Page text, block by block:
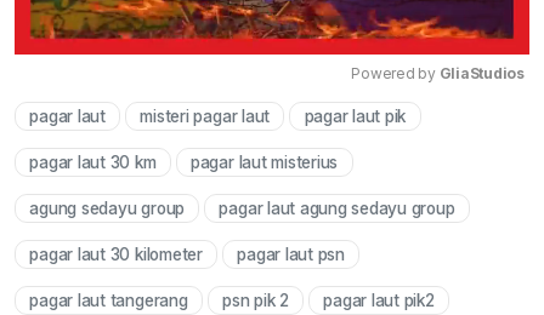
Powered by GliaStudios
pagar laut misteri pagar laut pagar laut pik
pagar laut 30 km pagar laut misterius
agung sedayu group pagar laut agung sedayu group
pagar laut 30 kilometer pagar laut psn
pagar laut tangerang psn pik 2 pagar laut pik2